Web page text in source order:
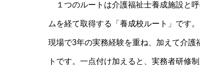
１つのルートは介護福祉士養成施設と
ムを経て取得する「養成校ルート」です
現場で3年の実務経験を重ね、加えて介
トです。一点付け加えると、実務者研修